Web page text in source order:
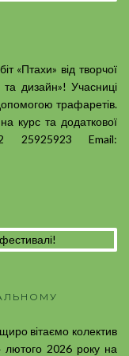
«Птахи» від творчої
та дизайн»! Учасниці
трафаретів.
курс та додаткової
Email:
вітаємо колектив
2026 року на